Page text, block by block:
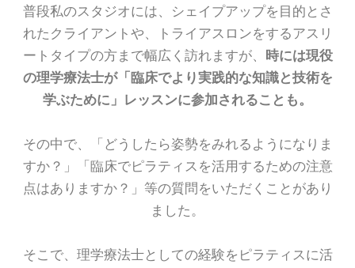
普段私のスタジオには、シェイプアップを目的とさ
れたクライアントや、トライアスロンをするアスリ
ートタイプの方まで幅広く訪れますが、 時には現役
の理学療法士が「臨床でより実践的な知識と技術を
学ぶために」レッスンに参加されることも。
その中で、「どうしたら姿勢をみれるようになりま
すか？」「臨床でピラティスを活用するための注意
点はありますか？」等の質問をいただくことがあり
ました。
そこで、理学療法士としての経験をピラティスに活